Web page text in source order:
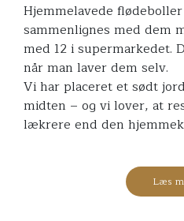
Hjemmelavede
sammenlignes med dem
med 12 i supermarkedet.
når man laver dem selv.
Vi har placeret et sødt
midten – og vi lover, at
lækrere end den
Læs